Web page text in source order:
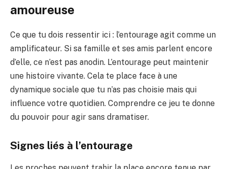
amoureuse
Ce que tu dois ressentir ici : l’entourage agit comme un
amplificateur. Si sa famille et ses amis parlent encore
d’elle, ce n’est pas anodin. L’entourage peut maintenir
une histoire vivante. Cela te place face à une
dynamique sociale que tu n’as pas choisie mais qui
influence votre quotidien. Comprendre ce jeu te donne
du pouvoir pour agir sans dramatiser.
Signes liés à l’entourage